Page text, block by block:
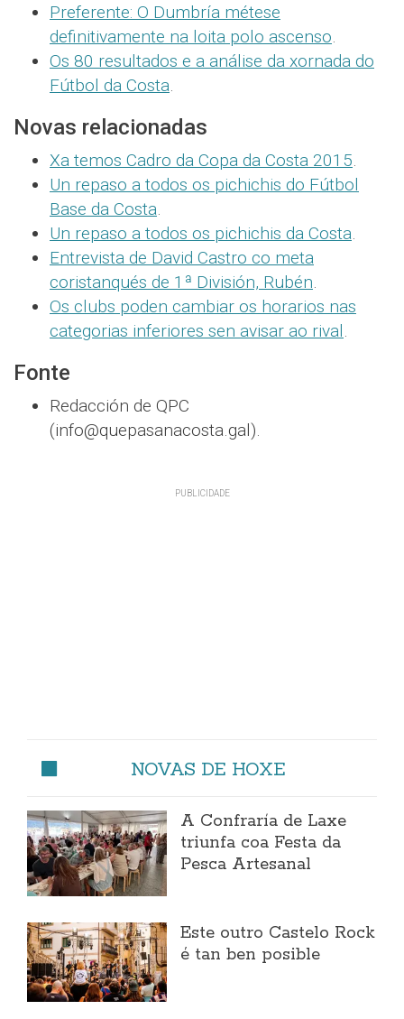
Preferente: O Dumbría métese
definitivamente na loita polo ascenso
Os 80 resultados e a análise da xornada do
Fútbol da Costa
Novas relacionadas
Xa temos Cadro da Copa da Costa 2015
Un repaso a todos os pichichis do Fútbol
Base da Costa
Un repaso a todos os pichichis da Costa
Entrevista de David Castro co meta
coristanqués de 1ª División, Rubén
Os clubs poden cambiar os horarios nas
categorias inferiores sen avisar ao rival
Fonte
Redacción de QPC
(info@quepasanacosta.gal).
NOVAS DE HOXE
A Confraría de Laxe
triunfa coa Festa da
Pesca Artesanal
Este outro Castelo Rock
é tan ben posible